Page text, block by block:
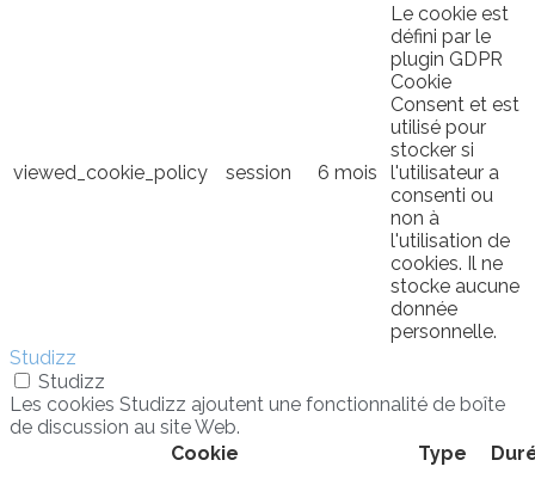
viewed_cookie_policy session 6 mois
Le cookie est
défini par le
plugin GDPR
Cookie
Consent et est
utilisé pour
stocker si
l'utilisateur a
consenti ou
non à
l'utilisation de
cookies. Il ne
stocke aucune
donnée
personnelle.
Studizz
Studizz
Les cookies Studizz ajoutent une fonctionnalité de boîte
de discussion au site Web.
Cookie
Type